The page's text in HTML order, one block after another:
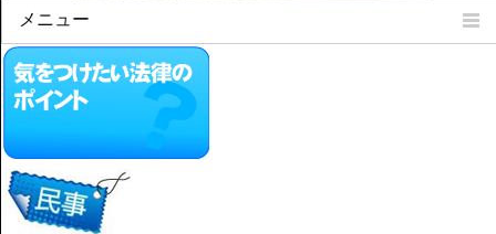
メニュー
Home
所属弁護士
法律相談案内
弁護士料について
事務所所在地